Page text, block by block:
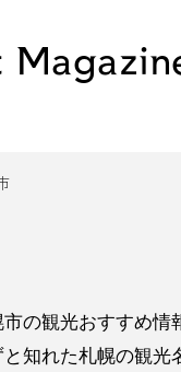
の観光おすすめ情
知れた札幌の観光